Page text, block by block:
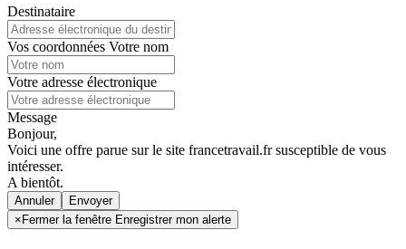
Destinataire
Vos coordonnées Votre nom
Votre adresse électronique
Message
Bonjour,
Voici une offre parue sur le site francetravail.fr susceptible de vous
intéresser.
A bientôt.
Annuler
× Fermer la fenêtre Enregistrer mon alerte